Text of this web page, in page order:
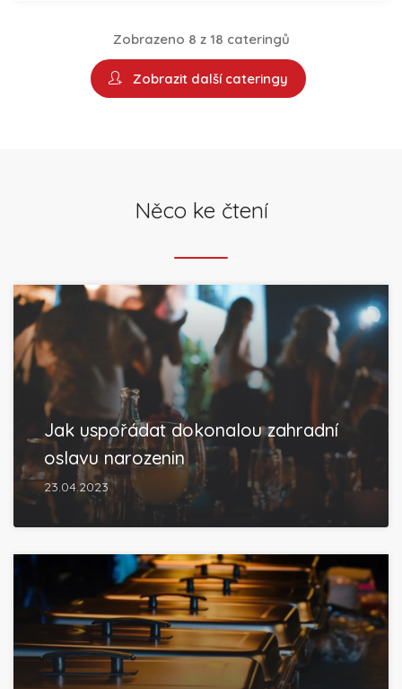
Zobrazeno 8 z 18 cateringů
Zobrazit další cateringy
Něco ke čtení
Jak uspořádat dokonalou zahradní
oslavu narozenin
23.04.2023